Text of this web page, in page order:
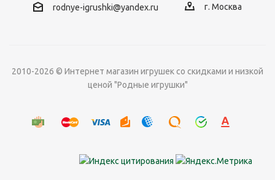
rodnye-igrushki@yandex.ru г. Москва
2010-2026 © Интернет магазин игрушек со скидками и низкой
ценой "Родные игрушки"